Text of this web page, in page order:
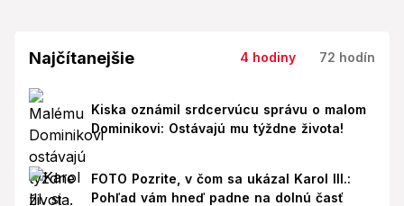
Najčítanejšie 4 hodiny 72 hodín
Kiska oznámil srdcervúcu správu o malom
Dominikovi: Ostávajú mu týždne života!
FOTO Pozrite, v čom sa ukázal Karol III.:
Pohľad vám hneď padne na dolnú časť